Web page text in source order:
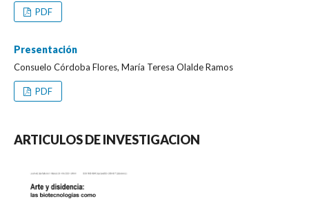
PDF
Presentación
Consuelo Córdoba Flores, María Teresa Olalde Ramos
PDF
ARTICULOS DE INVESTIGACION